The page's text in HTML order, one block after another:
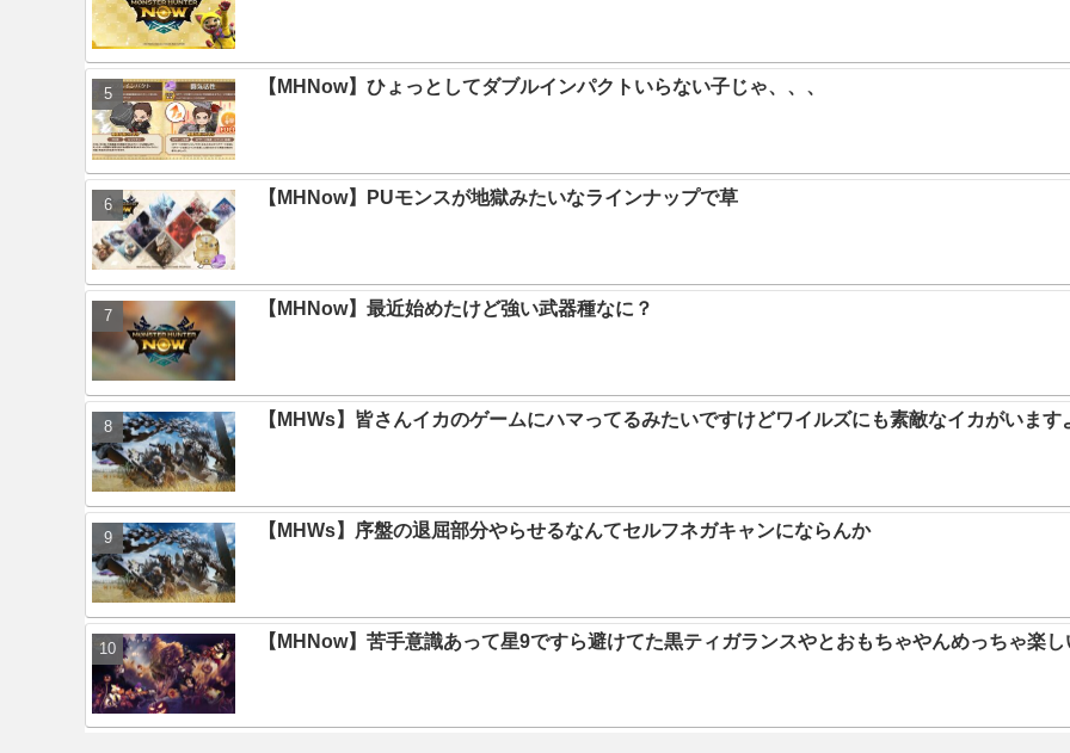
【MHNow】ひょっとしてダブルインパクトいらない子じゃ、、、
【MHNow】PUモンスが地獄みたいなラインナップで草
【MHNow】最近始めたけど強い武器種なに？
【MHWs】皆さんイカのゲームにハマってるみたいですけどワイルズにも素敵なイカがいます
【MHWs】序盤の退屈部分やらせるなんてセルフネガキャンにならんか
【MHNow】苦手意識あって星9ですら避けてた黒ティガランスやとおもちゃやんめっちゃ楽し